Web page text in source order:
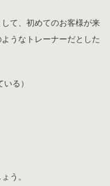
て、初めてのお客様が来
うなトレーナーだとした
る）
う。